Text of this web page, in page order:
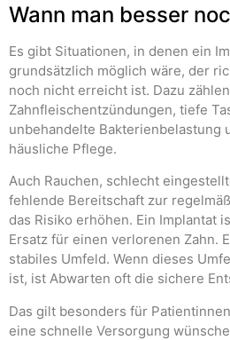
Wann man besser
Es gibt Situationen, in denen ein
grundsätzlich möglich wäre, der
noch nicht erreicht ist. Dazu
Zahnfleischentzündungen, tiefe
unbehandelte Bakterienbelastung
häusliche Pflege.
Auch Rauchen, schlecht
fehlende Bereitschaft zur
das Risiko erhöhen. Ein Implantat
Ersatz für einen verlorenen Zahn.
stabiles Umfeld. Wenn dieses
ist, ist Abwarten oft die sichere
Das gilt besonders für
eine schnelle Versorgung